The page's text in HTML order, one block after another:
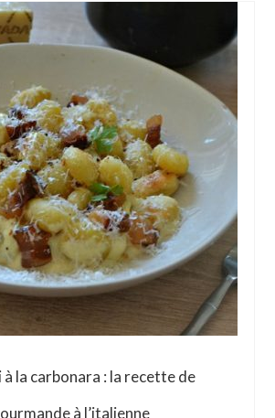
à la carbonara : la recette de
à l’italienne